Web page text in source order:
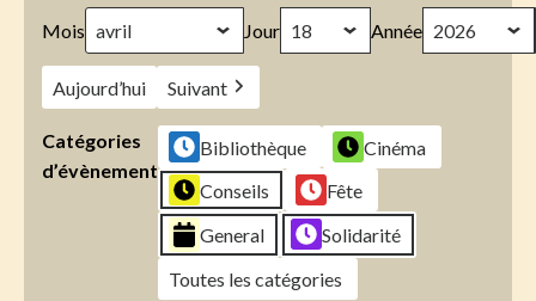
Mois Jour Année
Aujourd’hui Suivant
Catégories
d’évènement
Bibliothèque
Cinéma
Conseils
Fête
General
Solidarité
Toutes les catégories